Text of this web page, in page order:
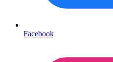
Facebook